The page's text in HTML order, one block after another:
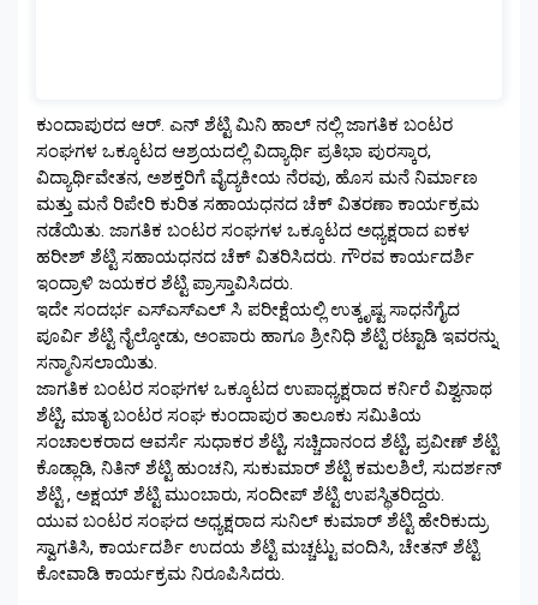
ಕುಂದಾಪುರದ ಆರ್. ಎನ್ ಶೆಟ್ಟಿ ಮಿನಿ ಹಾಲ್ ನಲ್ಲಿ ಜಾಗತಿಕ ಬಂಟರ
ಸಂಘಗಳ ಒಕ್ಕೂಟದ ಆಶ್ರಯದಲ್ಲಿ ವಿದ್ಯಾರ್ಥಿ ಪ್ರತಿಭಾ ಪುರಸ್ಕಾರ,
ವಿದ್ಯಾರ್ಥಿವೇತನ, ಅಶಕ್ತರಿಗೆ ವೈದ್ಯಕೀಯ ನೆರವು, ಹೊಸ ಮನೆ ನಿರ್ಮಾಣ
ಮತ್ತು ಮನೆ ರಿಪೇರಿ ಕುರಿತ ಸಹಾಯಧನದ ಚೆಕ್ ವಿತರಣಾ ಕಾರ್ಯಕ್ರಮ
ನಡೆಯಿತು. ಜಾಗತಿಕ ಬಂಟರ ಸಂಘಗಳ ಒಕ್ಕೂಟದ ಅಧ್ಯಕ್ಷರಾದ ಐಕಳ
ಹರೀಶ್ ಶೆಟ್ಟಿ ಸಹಾಯಧನದ ಚೆಕ್ ವಿತರಿಸಿದರು. ಗೌರವ ಕಾರ್ಯದರ್ಶಿ
ಇಂದ್ರಾಳಿ ಜಯಕರ ಶೆಟ್ಟಿ ಪ್ರಾಸ್ತಾವಿಸಿದರು.
ಇದೇ ಸಂದರ್ಭ ಎಸ್ಎಸ್ಎಲ್ ಸಿ ಪರೀಕ್ಷೆಯಲ್ಲಿ ಉತ್ಕೃಷ್ಟ ಸಾಧನೆಗೈದ
ಪೂರ್ವಿ ಶೆಟ್ಟಿ ನೈಲ್ಕೋಡು, ಅಂಪಾರು ಹಾಗೂ ಶ್ರೀನಿಧಿ ಶೆಟ್ಟಿ ರಟ್ಟಾಡಿ ಇವರನ್ನು
ಸನ್ಮಾನಿಸಲಾಯಿತು.
ಜಾಗತಿಕ ಬಂಟರ ಸಂಘಗಳ ಒಕ್ಕೂಟದ ಉಪಾಧ್ಯಕ್ಷರಾದ ಕರ್ನಿರೆ ವಿಶ್ವನಾಥ
ಶೆಟ್ಟಿ, ಮಾತೃ ಬಂಟರ ಸಂಘ ಕುಂದಾಪುರ ತಾಲೂಕು ಸಮಿತಿಯ
ಸಂಚಾಲಕರಾದ ಆವರ್ಸೆ ಸುಧಾಕರ ಶೆಟ್ಟಿ, ಸಚ್ಚಿದಾನಂದ ಶೆಟ್ಟಿ, ಪ್ರವೀಣ್ ಶೆಟ್ಟಿ
ಕೊಡ್ಲಾಡಿ, ನಿತಿನ್ ಶೆಟ್ಟಿ ಹುಂಚನಿ, ಸುಕುಮಾರ್ ಶೆಟ್ಟಿ ಕಮಲಶಿಲೆ, ಸುದರ್ಶನ್
ಶೆಟ್ಟಿ , ಅಕ್ಷಯ್ ಶೆಟ್ಟಿ ಮುಂಬಾರು, ಸಂದೀಪ್ ಶೆಟ್ಟಿ ಉಪಸ್ಥಿತರಿದ್ದರು.
ಯುವ ಬಂಟರ ಸಂಘದ ಅಧ್ಯಕ್ಷರಾದ ಸುನಿಲ್ ಕುಮಾರ್ ಶೆಟ್ಟಿ ಹೇರಿಕುದ್ರು
ಸ್ವಾಗತಿಸಿ, ಕಾರ್ಯದರ್ಶಿ ಉದಯ ಶೆಟ್ಟಿ ಮಚ್ಚಟ್ಟು ವಂದಿಸಿ, ಚೇತನ್ ಶೆಟ್ಟಿ
ಕೋವಾಡಿ ಕಾರ್ಯಕ್ರಮ ನಿರೂಪಿಸಿದರು.